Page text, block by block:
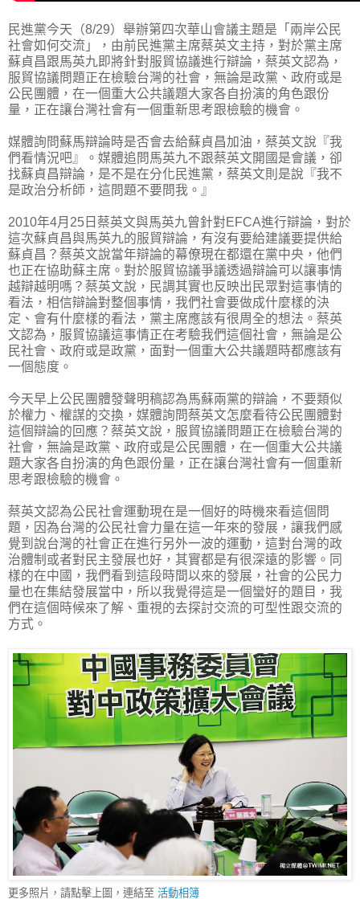
民進黨今天（8/29）舉辦第四次華山會議主題是「兩岸公民
社會如何交流」，由前民進黨主席蔡英文主持，對於黨主席
蘇貞昌跟馬英九即將針對服貿協議進行辯論，蔡英文認為，
服貿協議問題正在檢驗台灣的社會，無論是政黨、政府或是
公民團體，在一個重大公共議題大家各自扮演的角色跟份
量，正在讓台灣社會有一個重新思考跟檢驗的機會。
媒體詢問蘇馬辯論時是否會去給蘇貞昌加油，蔡英文說『我
們看情況吧』。媒體追問馬英九不跟蔡英文開國是會議，卻
找蘇貞昌辯論，是不是在分化民進黨，蔡英文則是說『我不
是政治分析師，這問題不要問我。』
2010年4月25日蔡英文與馬英九曾針對EFCA進行辯論，對於
這次蘇貞昌與馬英九的服貿辯論，有沒有要給建議要提供給
蘇貞昌？蔡英文說當年辯論的幕僚現在都還在黨中央，他們
也正在協助蘇主席。對於服貿協議爭議透過辯論可以讓事情
越辯越明嗎？蔡英文說，民調其實也反映出民眾對這事情的
看法，相信辯論對整個事情，我們社會要做成什麼樣的決
定、會有什麼樣的看法，黨主席應該有很周全的想法。蔡英
文認為，服貿協議這事情正在考驗我們這個社會，無論是公
民社會、政府或是政黨，面對一個重大公共議題時都應該有
一個態度。
今天早上公民團體發聲明稿認為馬蘇兩黨的辯論，不要類似
於權力、權謀的交換，媒體詢問蔡英文怎麼看待公民團體對
這個辯論的回應？蔡英文說，服貿協議問題正在檢驗台灣的
社會，無論是政黨、政府或是公民團體，在一個重大公共議
題大家各自扮演的角色跟份量，正在讓台灣社會有一個重新
思考跟檢驗的機會。
蔡英文認為公民社會運動現在是一個好的時機來看這個問
題，因為台灣的公民社會力量在這一年來的發展，讓我們感
覺到說台灣的社會正在進行另外一波的運動，這對台灣的政
治體制或者對民主發展也好，其實都是有很深遠的影響。同
樣的在中國，我們看到這段時間以來的發展，社會的公民力
量也在集結發展當中，所以我覺得這是一個蠻好的題目，我
們在這個時候來了解、重視的去探討交流的可型性跟交流的
方式。
更多照片，請點擊上圖，連結至 活動相簿